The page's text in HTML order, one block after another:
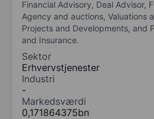
Financial Advisory, Deal Advisor,
Agency and auctions, Valuations
Projects and Developments, and
and Insurance.
Sektor
Erhvervstjenester
Industri
-
Markedsværdi
0,171864375bn